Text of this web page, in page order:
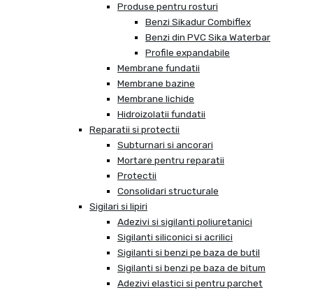
Produse pentru rosturi
Benzi Sikadur Combiflex
Benzi din PVC Sika Waterbar
Profile expandabile
Membrane fundatii
Membrane bazine
Membrane lichide
Hidroizolatii fundatii
Reparatii si protectii
Subturnari si ancorari
Mortare pentru reparatii
Protectii
Consolidari structurale
Sigilari si lipiri
Adezivi si sigilanti poliuretanici
Sigilanti siliconici si acrilici
Sigilanti si benzi pe baza de butil
Sigilanti si benzi pe baza de bitum
Adezivi elastici si pentru parchet